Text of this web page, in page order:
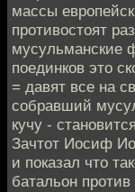
массы
противостоят
мусульманские
поединков это
= давят все на
собравший
кучу -
Зачтот Иосиф
и показал что
батальон